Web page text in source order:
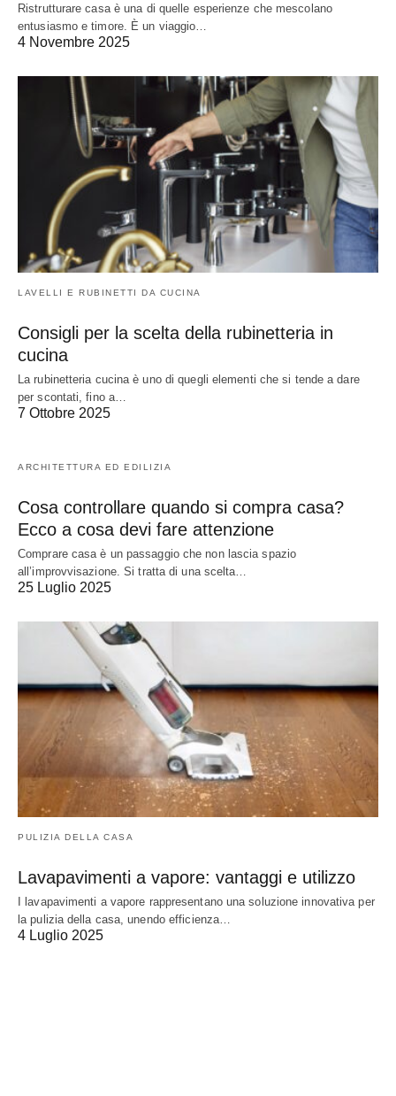
Ristrutturare casa è una di quelle esperienze che mescolano
entusiasmo e timore. È un viaggio…
4 Novembre 2025
LAVELLI E RUBINETTI DA CUCINA
Consigli per la scelta della rubinetteria in
cucina
La rubinetteria cucina è uno di quegli elementi che si tende a dare
per scontati, fino a…
7 Ottobre 2025
ARCHITETTURA ED EDILIZIA
Cosa controllare quando si compra casa?
Ecco a cosa devi fare attenzione
Comprare casa è un passaggio che non lascia spazio
all’improvvisazione. Si tratta di una scelta…
25 Luglio 2025
PULIZIA DELLA CASA
Lavapavimenti a vapore: vantaggi e utilizzo
I lavapavimenti a vapore rappresentano una soluzione innovativa per
la pulizia della casa, unendo efficienza…
4 Luglio 2025